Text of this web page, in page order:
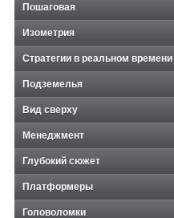
Пошаговая
Изометрия
Стратегии в реальном времени
Подземелья
Вид сверху
Менеджмент
Глубокий сюжет
Платформеры
Головоломки